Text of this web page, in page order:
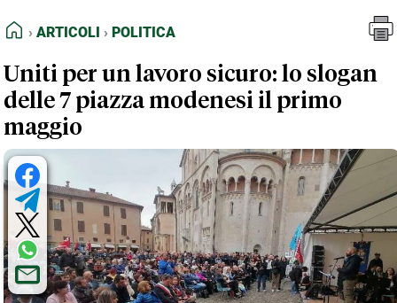
FEED RSS
NORMATIVE DEONTOLOGICHE
TERMINI e CONDIZIONI
HOME
ARTICOLI POLITICA
Uniti per un lavoro sicuro: lo slogan
delle 7 piazza modenesi il primo
maggio